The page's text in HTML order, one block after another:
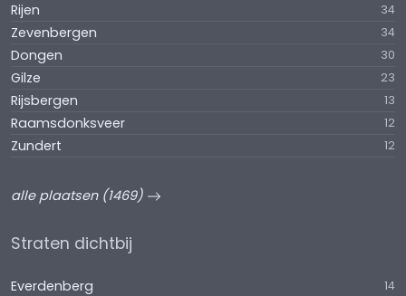
Rijen 34
Zevenbergen 34
Dongen 30
Gilze 23
Rijsbergen 13
Raamsdonksveer 12
Zundert 12
alle plaatsen (1469)
Straten dichtbij
Everdenberg 14